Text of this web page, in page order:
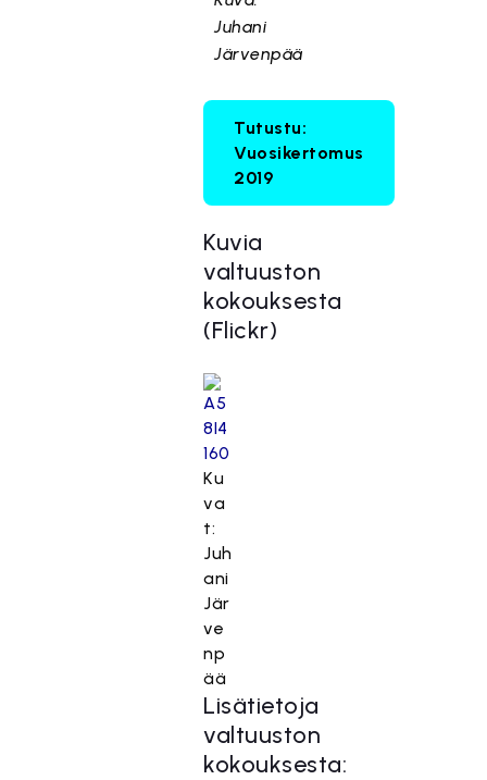
Juhani
Järvenpää
Tutustu:
Vuosikertomus
2019
Kuvia
valtuuston
kokouksesta
(Flickr)
Ku
va
t:
Juh
ani
Jär
ve
np
ää
Lisätietoja
valtuuston
kokouksesta: